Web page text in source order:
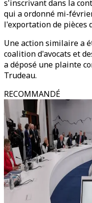
s'inscrivant dans la
qui a ordonné mi-
l'exportation de pièces
Une action similaire a
coalition d'avocats et
a déposé une plainte
Trudeau.
RECOMMANDÉ